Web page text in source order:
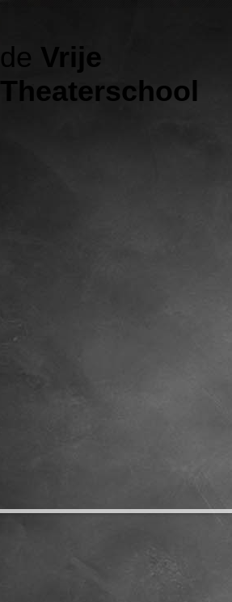
de Vrije
Theaterschool